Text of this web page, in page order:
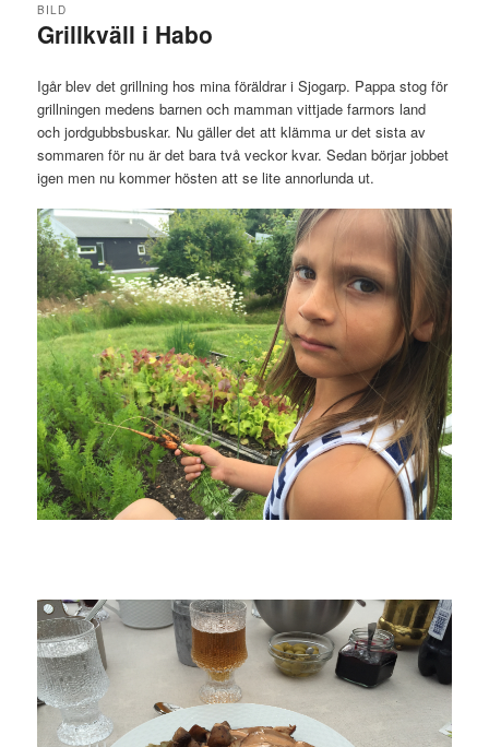
Grillkväll i Habo
BILD
Igår blev det grillning hos mina föräldrar i Sjogarp. Pappa stog för
grillningen medens barnen och mamman vittjade farmors land
och jordgubbsbuskar. Nu gäller det att klämma ur det sista av
sommaren för nu är det bara två veckor kvar. Sedan börjar jobbet
igen men nu kommer hösten att se lite annorlunda ut.